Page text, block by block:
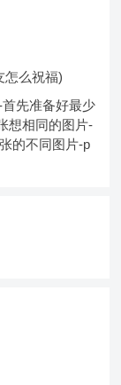
怎么祝福)
先准备好最少
想相同的图片-
的不同图片-p